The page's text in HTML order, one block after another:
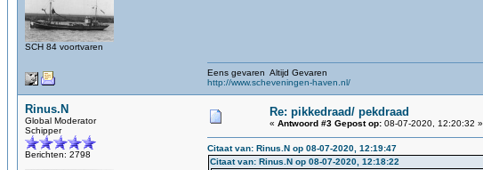
SCH 84 voortvaren
Eens gevaren Altijd Gevaren
http://www.scheveningen-haven.nl/
Rinus.N
Global Moderator
Schipper
Berichten: 2798
Re: pikkedraad/ pekdraad
« Antwoord #3 Gepost op: 08-07-2020, 12:20:32 »
Citaat van: Rinus.N op 08-07-2020, 12:19:47
Citaat van: Rinus.N op 08-07-2020, 12:18:22